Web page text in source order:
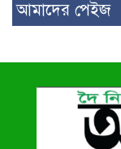
আমাদের পেইজ